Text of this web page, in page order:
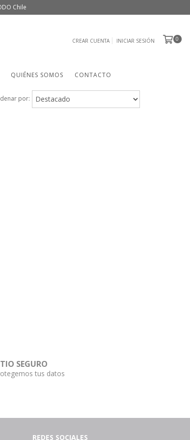
Chile
CREAR CUENTA INICIAR SESIÓN 0
QUIÉNES SOMOS CONTACTO
por:
SEGURO
tus datos
REDES SOCIALES